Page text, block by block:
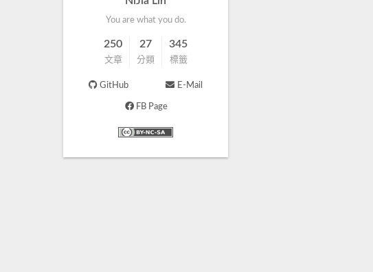
You are what you do.
250
文章
27
分類
345
標籤
GitHub E-Mail
FB Page